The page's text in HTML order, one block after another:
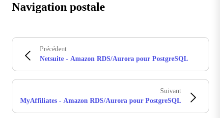
Navigation postale
Précédent
Netsuite - Amazon RDS/Aurora pour PostgreSQL
Suivant
MyAffiliates - Amazon RDS/Aurora pour PostgreSQL